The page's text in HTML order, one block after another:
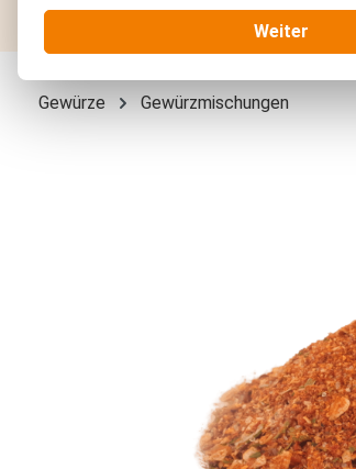
Trockenfrüchte
Gewürze Gewürzmischungen
Weiter